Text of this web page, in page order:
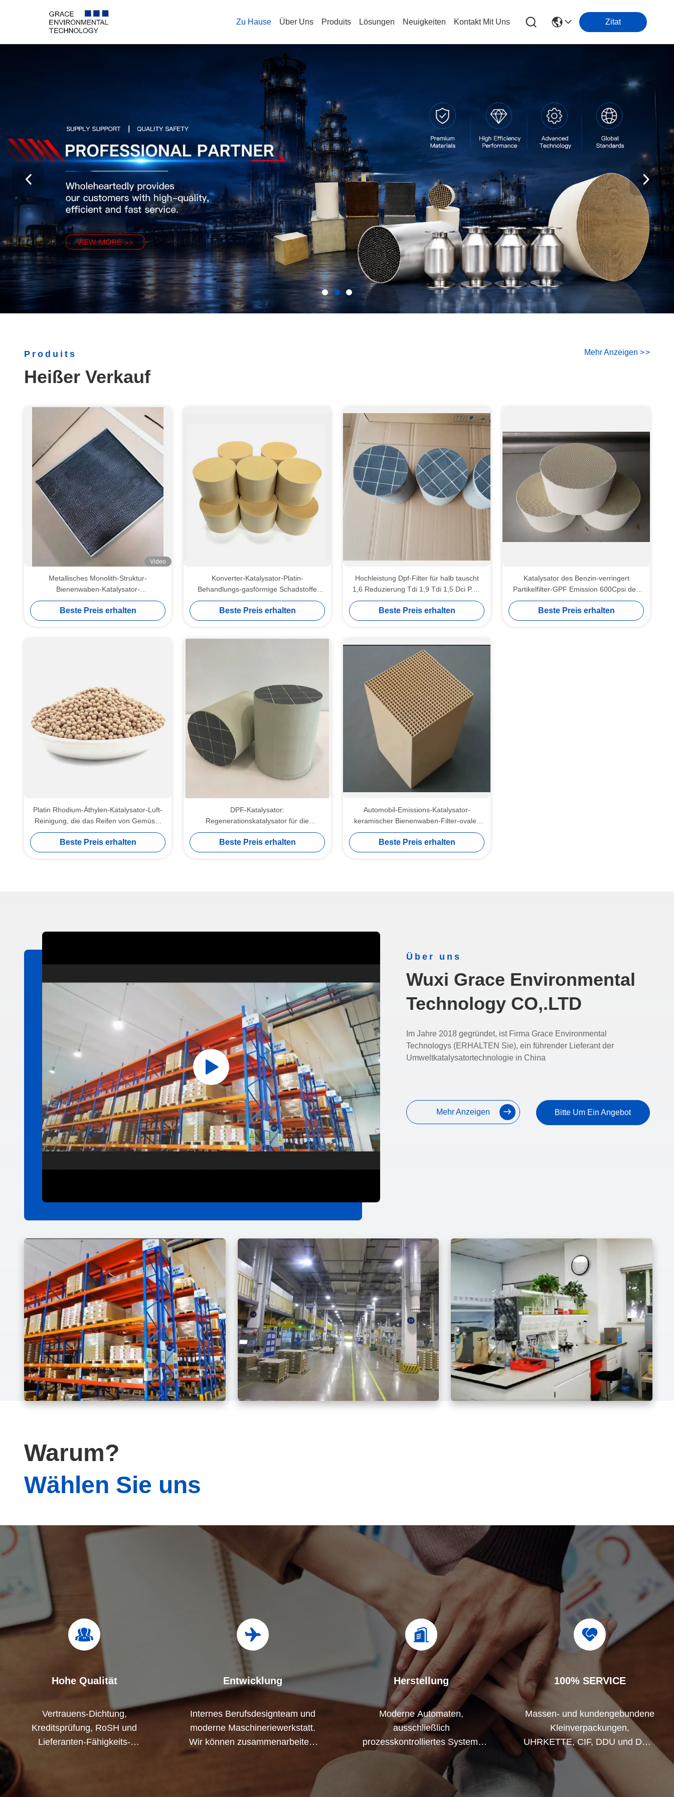
Zu Hause Über Uns Produits Lösungen Neuigkeiten Kontakt Mit Uns Zitat
Produits
Heißer Verkauf
Mehr Anzeigen >>
Video
Metallisches Monolith-Struktur-
Bienenwaben-Katalysator-
Fördermaschinen-Quadrat 250cspi
Beste Preis erhalten
Konverter-Katalysator-Platin-
Behandlungs-gasförmige Schadstoffe
Cdpf Störungsbesuchs Doc. Diesel
Oxidation Catalytic
Beste Preis erhalten
Hochleistung Dpf-Filter für halb tauscht
1,6 Reduzierung Tdi 1,9 Tdi 1,5 Dci P.M.
PN
Beste Preis erhalten
Katalysator des Benzin-verringert
Partikelfilter-GPF Emission 600Cpsi des
Benzin-Schwefel-P.M.
Beste Preis erhalten
Platin Rhodium-Äthylen-Katalysator-Luft-
Reinigung, die das Reifen von Gemüse-
Früchten verzögert
Beste Preis erhalten
DPF-Katalysator:
Regenerationskatalysator für die
Dieselauspufffiltration
Beste Preis erhalten
Automobil-Emissions-Katalysator-
keramischer Bienenwaben-Filter-ovales
Kugel-Quadrat ISO14001
Beste Preis erhalten
Über uns
Wuxi Grace Environmental
Technology CO,.LTD
Im Jahre 2018 gegründet, ist Firma Grace Environmental
Technologys (ERHALTEN Sie), ein führender Lieferant der
Umweltkatalysatortechnologie in China
Mehr Anzeigen Bitte Um Ein Angebot
Warum?
Wählen Sie uns
Hohe Qualität
Vertrauens-Dichtung,
Kreditsprüfung, RoSH und
Lieferanten-Fähigkeits-
Entwicklung
Internes Berufsdesignteam und
moderne Maschineriewerkstatt.
Wir können zusammenarbeiten,
um die Produkte zu entwickeln,
Herstellung
Moderne Automaten,
ausschließlich
prozesskontrolliertes System.
Wir können alle elektrischen
Anschlüsse über Ihrer Nachfrage
hinaus herstellen.
100% SERVICE
Massen- und kundengebundene
Kleinverpackungen,
UHRKETTE, CIF, DDU und DDP.
Lassen Sie uns Ihnen helfen, die
beste Lösung für alle Ihre
Interessen zu finden.